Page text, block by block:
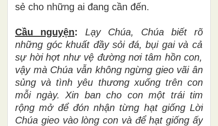
sẻ cho những ai đang cần đến.
Cầu nguyện: Lạy Chúa, Chúa biết rõ
những góc khuất đầy sỏi đá, bụi gai và cả
sựhời hợt nhưvệ đường nơi tâm hồn con,
vậy màChúa vẫn không ngừng gieo vãi ân
sủng và tình yêu thương xuống trên con
mỗi ngày. Xin ban cho con một trái tim
rộng mở để đón nhận từng hạt giống Lời
Chúa gieo vào lòng con và đểhạt giốngấy